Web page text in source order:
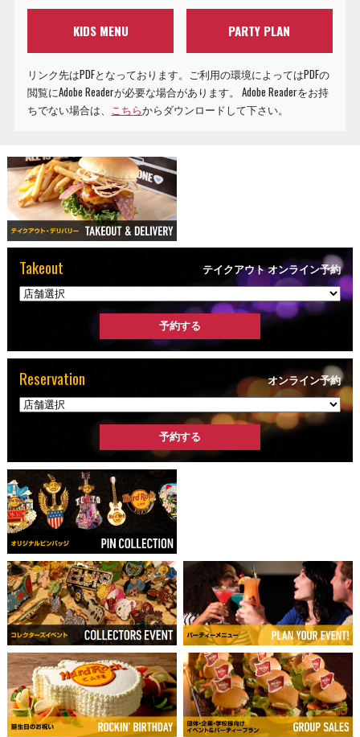
KIDS MENU PARTY PLAN
リンク先はPDFとなっております。ご利用の環境によってはPDFの
閲覧にAdobe Readerが必要な場合があります。 Adobe Readerをお持
ちでない場合は、
こちらからダウンロードして下さい。
Takeout テイクアウト オンライン予約
Reservation オンライン予約